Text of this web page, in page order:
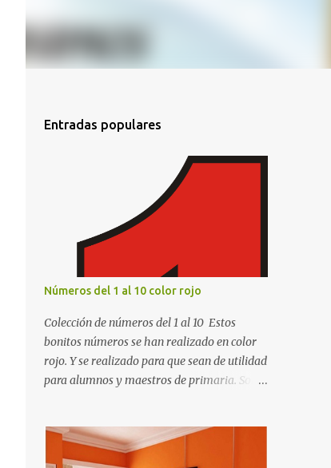
Entradas populares
Números del 1 al 10 color rojo
Colección de números del 1 al 10 Estos
bonitos números se han realizado en color
rojo. Y se realizado para que sean de utilidad
para alumnos y maestros de primaria. Son
de recortar y se pueden utilizar en variedad
de cosas como ser recortes para tareas